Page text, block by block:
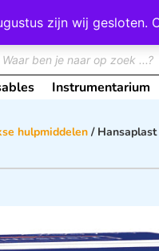
zijn wij
Instrumentarium
hulpmiddelen /